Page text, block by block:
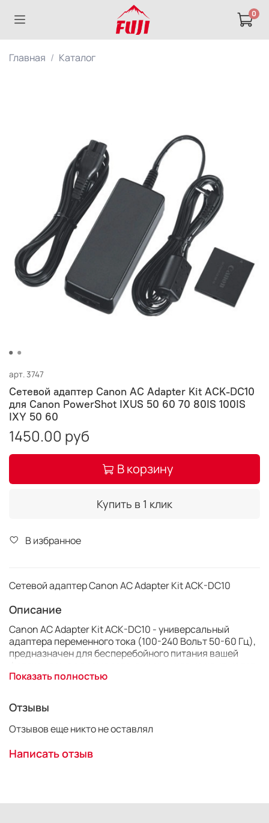
0
Главная Каталог
арт.3747
Сетевой адаптер Canon AC Adapter Kit ACK-DC10
для Canon PowerShot IXUS 50 60 70 80IS 100IS
IXY 50 60
1450.00 руб
В корзину
Купить в 1 клик
В избранное
Сетевой адаптер Canon AC Adapter Kit ACK-DC10
Описание
Canon AC Adapter Kit ACK-DC10 - универсальный
адаптера переменного тока (100-240 Вольт 50-60 Гц),
предназначен для бесперебойного питания вашей
для длительной работы в студии или во время
телевизору.
Адаптер совместим с цифровыми фотоаппаратами,
использующими аккумулятор Canon NB-4L: Canon
PowerShot IXUS 50, IXUS 60, IXUS 70, IXUS 80IS, IXUS
100IS, IXY 50, IXY 60 и другими.
Показать полностью
Отзывы
Отзывов еще никто не оставлял
Написать отзыв